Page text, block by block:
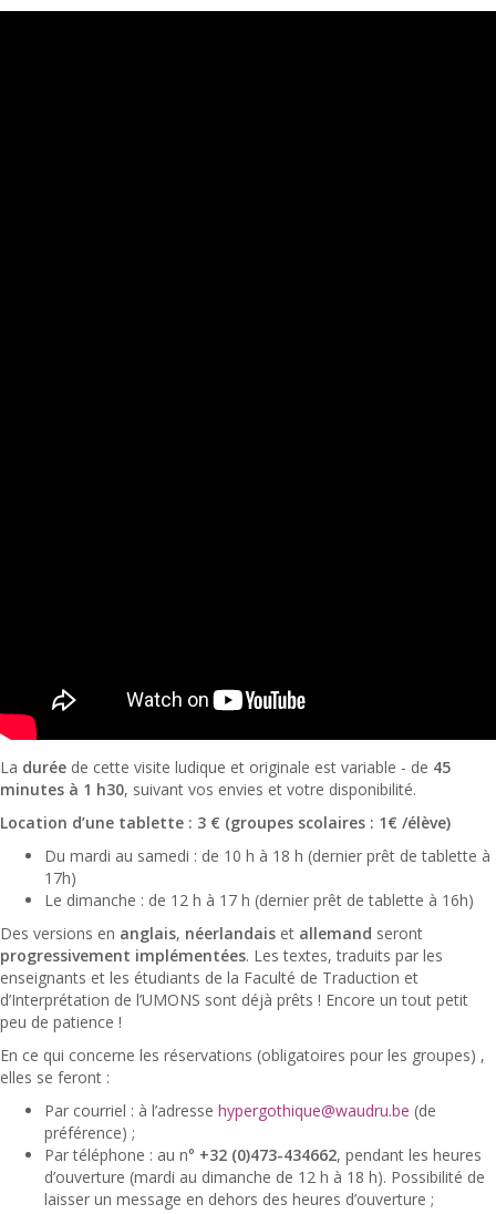
La durée de cette visite ludique et originale est variable ‑ de 45
minutes à 1 h30, suivant vos envies et votre disponibilité.
Location d’une tablette : 3 € (groupes scolaires : 1€ /élève)
Du mardi au samedi : de 10 h à 18 h (dernier prêt de tablette à
17h)
Le dimanche : de 12 h à 17 h (dernier prêt de tablette à 16h)
Des versions en anglais, néerlandais et allemand seront
progressivement implémentées. Les textes, traduits par les
enseignants et les étudiants de la Faculté de Traduction et
d’Interprétation de l’UMONS sont déjà prêts ! Encore un tout petit
peu de patience !
En ce qui concerne les réservations (obligatoires pour les groupes) ,
elles se feront :
Par courriel : à l’adresse hypergothique@waudru.be (de
préférence) ;
Par téléphone : au n° +32 (0)473-434662, pendant les heures
d’ouverture (mardi au dimanche de 12 h à 18 h). Possibilité de
laisser un message en dehors des heures d’ouverture ;